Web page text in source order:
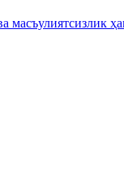
масъулиятсизлик